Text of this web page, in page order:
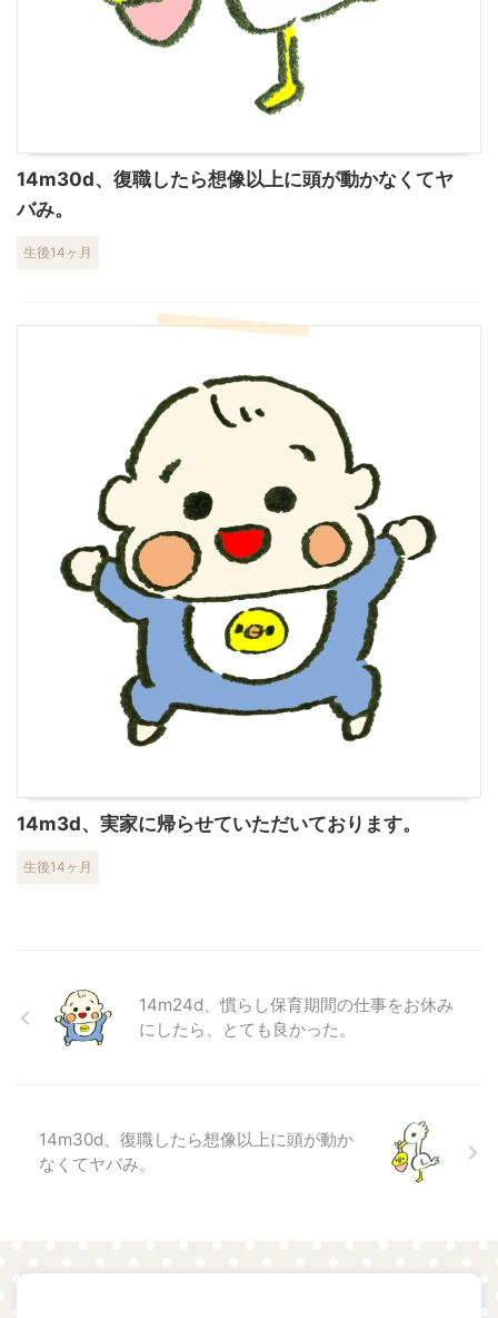
14m30d、復職したら想像以上に頭が動かなくてヤ
バみ。
生後14ヶ月
14m3d、実家に帰らせていただいております。
生後14ヶ月
14m24d、慣らし保育期間の仕事をお休み
にしたら、とても良かった。
14m30d、復職したら想像以上に頭が動か
なくてヤバみ。